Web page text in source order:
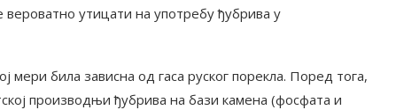
утицати на употребу ђубрива у
мери била зависна од гаса руског порекла. Поред тога,
производњи ђубрива на бази камена (фосфата и